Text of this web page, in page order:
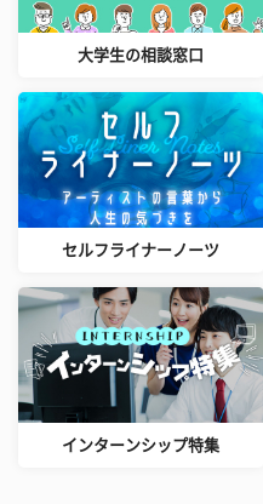
大学生の相談窓口
セルフライナーノーツ
インターンシップ特集